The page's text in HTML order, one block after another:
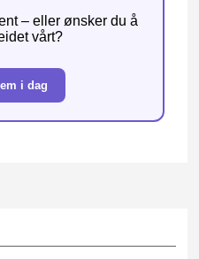
– eller ønsker du å
vårt?
i dag